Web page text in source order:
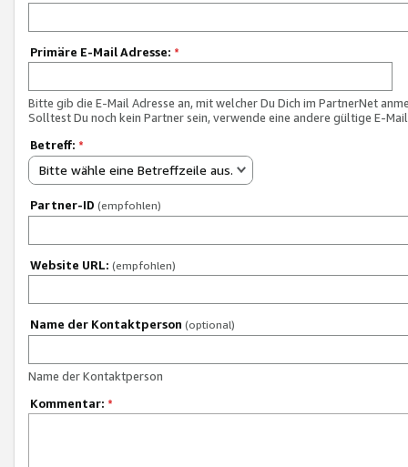
Primäre E-Mail Adresse: *
Bitte gib die E-Mail Adresse an, mit welcher Du Dich im PartnerNet
Solltest Du noch kein Partner sein, verwende eine andere gültige E-
Betreff: *
Bitte wähle eine Betreffzeile aus.
Partner-ID (empfohlen)
Website URL: (empfohlen)
Name der Kontaktperson (optional)
Name der Kontaktperson
Kommentar: *